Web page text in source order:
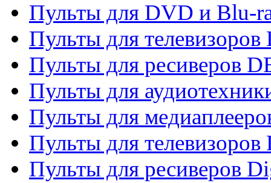
Пульты для DVD и Blu-
Пульты для телевизоров
Пульты для ресиверов
Пульты для
Пульты для
Пульты для телевизоров
Пульты для ресиверов